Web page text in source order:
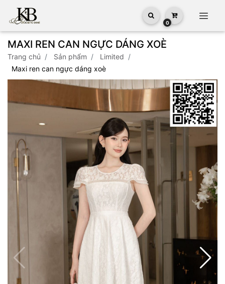
0
MAXI REN CAN NGỰC DÁNG XOÈ
trang chủ sản phẩm
limited
maxi ren can ngực dáng xoè